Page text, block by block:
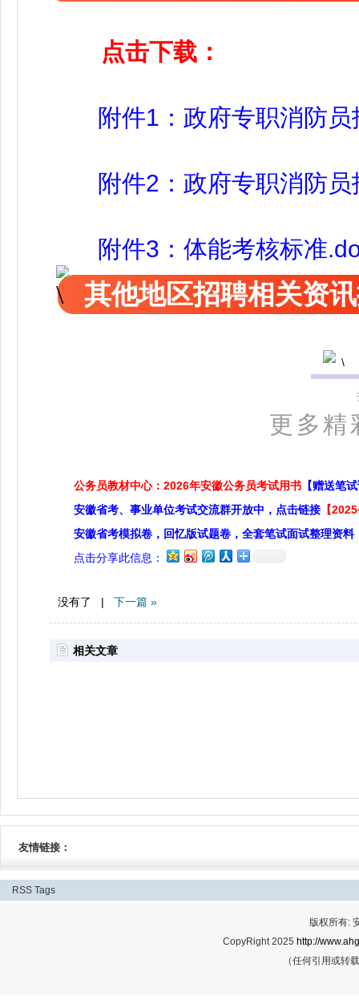
点击下载：
附件1：政府专职消防员
附件2：政府专职消防员
附件3：体能考核标准
其他地区招聘相关资
更多精
公务员教材中心：2026年安徽公务员考试用书 【赠送笔
安徽省考、事业单位考试交流群开放中，点击链接 【
安徽省考模拟卷，回忆版试题卷，全套笔试面试整理资料
点击分享此信息：
没有了 | 下一篇 »
相关文章
友情链接：
RSS Tags
版权所有:
CopyRight 2025 http://
（任何引用或转